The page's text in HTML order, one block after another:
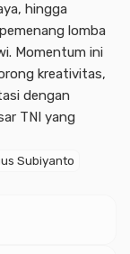
hingga
lomba
Momentum ini
kreativitas,
dengan
TNI yang
Subiyanto